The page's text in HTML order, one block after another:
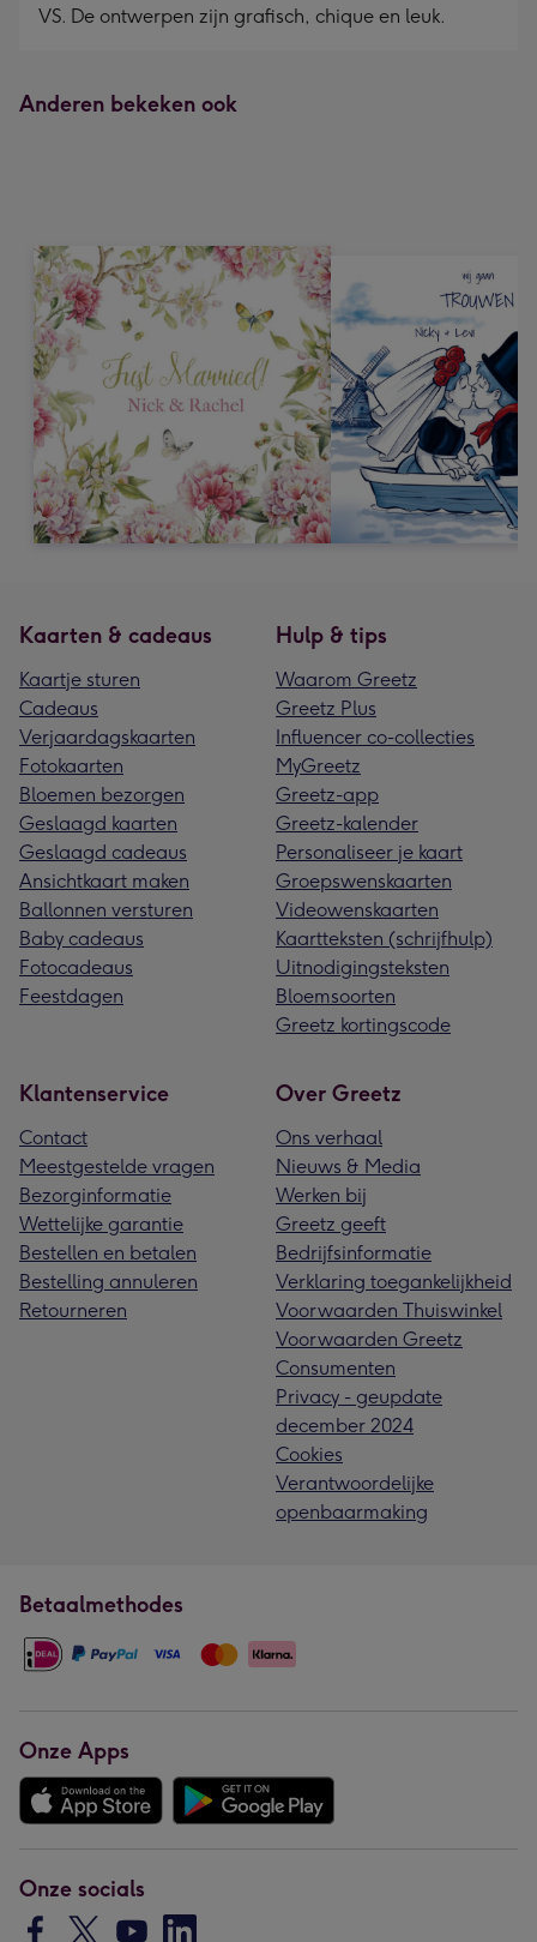
VS. De ontwerpen zijn grafisch, chique en leuk.
Anderen bekeken ook
Kaarten & cadeaus
Kaartje sturen
Cadeaus
Verjaardagskaarten
Fotokaarten
Bloemen bezorgen
Geslaagd kaarten
Geslaagd cadeaus
Ansichtkaart maken
Ballonnen versturen
Baby cadeaus
Fotocadeaus
Feestdagen
Hulp & tips
Waarom Greetz
Greetz Plus
Influencer co-collecties
MyGreetz
Greetz-app
Greetz-kalender
Personaliseer je kaart
Groepswenskaarten
Videowenskaarten
Kaartteksten (schrijfhulp)
Uitnodigingsteksten
Bloemsoorten
Greetz kortingscode
Klantenservice
Contact
Meestgestelde vragen
Bezorginformatie
Wettelijke garantie
Bestellen en betalen
Bestelling annuleren
Retourneren
Over Greetz
Ons verhaal
Nieuws & Media
Werken bij
Greetz geeft
Bedrijfsinformatie
Verklaring toegankelijkheid
Voorwaarden Thuiswinkel
Voorwaarden Greetz
Consumenten
Privacy - geupdate
december 2024
Cookies
Verantwoordelijke
openbaarmaking
Betaalmethodes
Onze Apps
Onze socials